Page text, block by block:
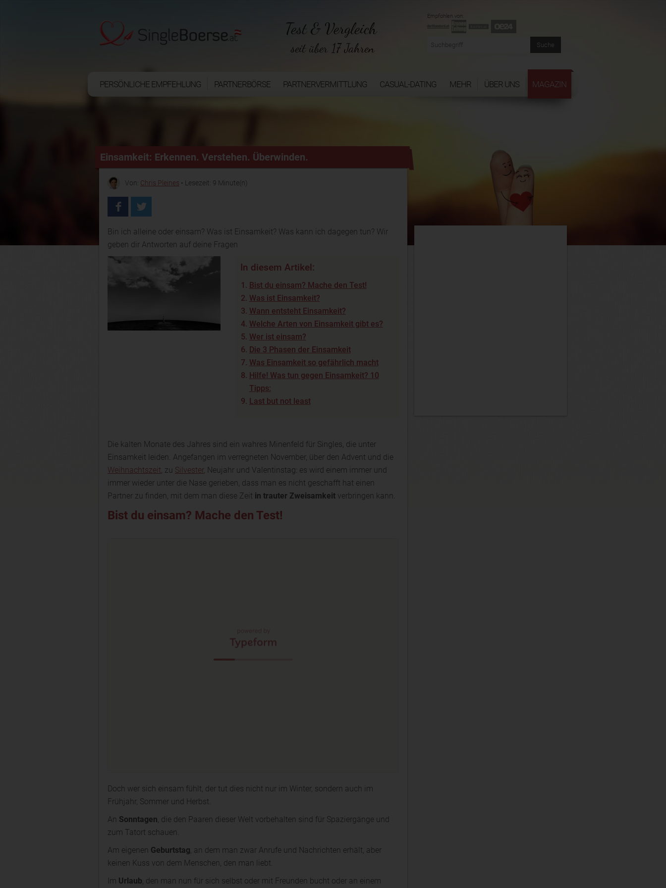
Test & Vergleich
seit über 17 Jahren
Empfohlen von:
PERSÖNLICHE EMPFEHLUNG PARTNERBÖRSE PARTNERVERMITTLUNG CASUAL-DATING MEHR ÜBER UNS MAGAZIN
Einsamkeit: Erkennen. Verstehen. Überwinden.
Von: Chris Pleines • Lesezeit: 9 Minute(n)
Bin ich alleine oder einsam? Was ist Einsamkeit? Was kann ich dagegen tun? Wir
geben dir Antworten auf deine Fragen
In diesem Artikel:
Bist du einsam? Mache den Test!
Was ist Einsamkeit?
Wann entsteht Einsamkeit?
Welche Arten von Einsamkeit gibt es?
Wer ist einsam?
Die 3 Phasen der Einsamkeit
Was Einsamkeit so gefährlich macht
Hilfe! Was tun gegen Einsamkeit? 10
Tipps:
Last but not least
Die kalten Monate des Jahres sind ein wahres Minenfeld für Singles, die unter
Einsamkeit leiden. Angefangen im verregneten November, über den Advent und die
Weihnachtszeit, zu Silvester, Neujahr und Valentinstag: es wird einem immer und
immer wieder unter die Nase gerieben, dass man es nicht geschafft hat einen
Partner zu finden, mit dem man diese Zeit in trauter Zweisamkeit verbringen kann.
Bist du einsam? Mache den Test!
Doch wer sich einsam fühlt, der tut dies nicht nur im Winter, sondern auch im
Frühjahr, Sommer und Herbst.
An Sonntagen , die den Paaren dieser Welt vorbehalten sind für Spaziergänge und
zum Tatort schauen.
Am eigenen Geburtstag , an dem man zwar Anrufe und Nachrichten erhält, aber
keinen Kuss von dem Menschen, den man liebt.
Im Urlaub , den man nun für sich selbst oder mit Freunden bucht oder an einem